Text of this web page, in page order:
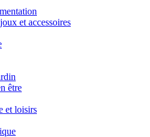
et accessoires
être
et loisirs